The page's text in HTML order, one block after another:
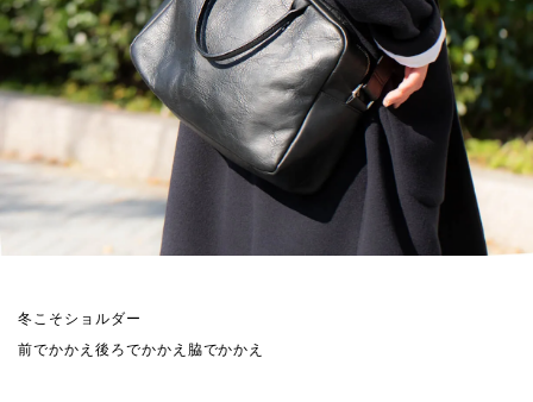
冬こそショルダー
前でかかえ後ろでかかえ脇でかかえ